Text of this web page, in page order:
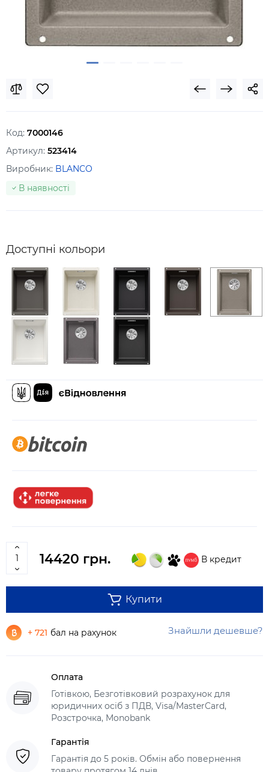
Код: 7000146
Артикул: 523414
Виробник: BLANCO
В наявності
Доступні кольори
14420 грн. В кредит
Купити
+ 721 бал на рахунок Знайшли дешевше?
Оплата
Готівкою, Безготівковий розрахунок для
юридичних осіб з ПДВ, Visa/MasterCard,
Розстрочка, Monobank
Гарантія
Гарантія до 5 років. Обмін або повернення